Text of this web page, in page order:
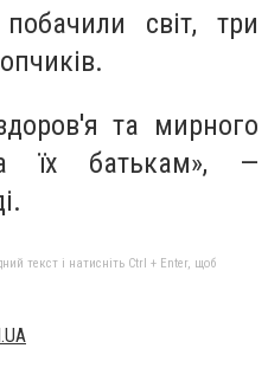
світ, три
та мирного
їх батькам», —
текст і натисніть Ctrl + Enter, щоб